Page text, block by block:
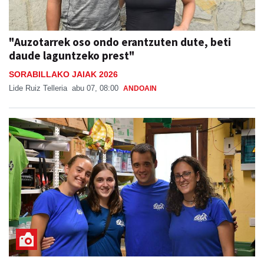
"Auzotarrek oso ondo erantzuten dute, beti
daude laguntzeko prest"
SORABILLAKO JAIAK 2026
Lide Ruiz Telleria abu 07, 08:00 ANDOAIN